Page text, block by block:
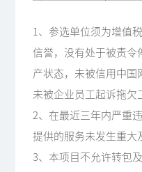
1、参选单位须为增值
信誉，没有处于被责令
产状态，未被信用中国
未被企业员工起诉拖欠
2、在最近三年内严重
提供的服务未发生重大
3、本项目不允许转包